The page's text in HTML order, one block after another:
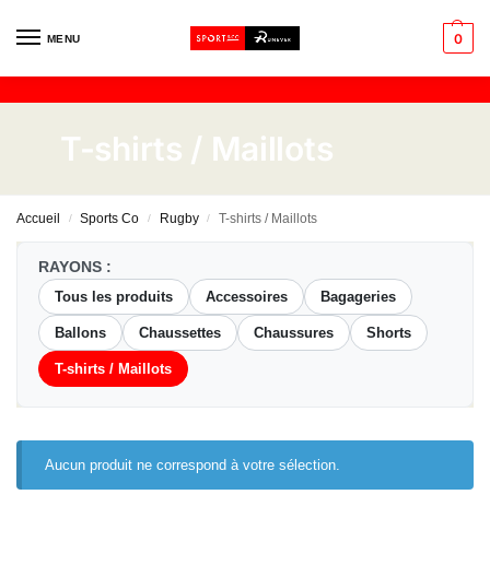
MENU 0
T-shirts / Maillots
Accueil / Sports Co / Rugby / T-shirts / Maillots
RAYONS :
Tous les produits
Accessoires Bagageries
Ballons Chaussettes Chaussures Shorts
T-shirts / Maillots
Aucun produit ne correspond à votre sélection.